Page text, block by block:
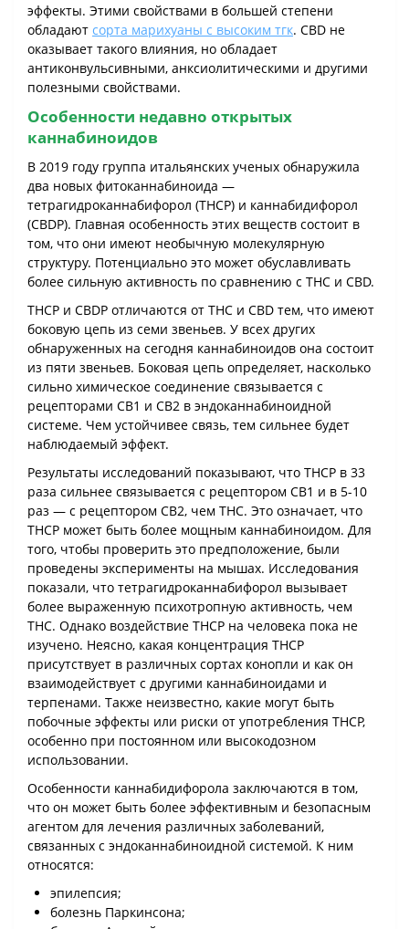
эффекты. Этими свойствами в большей степени
обладают сорта марихуаны с высоким тгк. CBD не
оказывает такого влияния, но обладает
антиконвульсивными, анксиолитическими и другими
полезными свойствами.
Особенности недавно открытых
каннабиноидов
В 2019 году группа итальянских ученых обнаружила
два новых фитоканнабиноида ―
тетрагидроканнабифорол (THCP) и каннабидифорол
(CBDP). Главная особенность этих веществ состоит в
том, что они имеют необычную молекулярную
структуру. Потенциально это может обуславливать
более сильную активность по сравнению с THC и CBD.
THCP и CBDP отличаются от THC и CBD тем, что имеют
боковую цепь из семи звеньев. У всех других
обнаруженных на сегодня каннабиноидов она состоит
из пяти звеньев. Боковая цепь определяет, насколько
сильно химическое соединение связывается с
рецепторами CB1 и CB2 в эндоканнабиноидной
системе. Чем устойчивее связь, тем сильнее будет
наблюдаемый эффект.
Результаты исследований показывают, что THCP в 33
раза сильнее связывается с рецептором CB1 и в 5-10
раз ― с рецептором CB2, чем THC. Это означает, что
THCP может быть более мощным каннабиноидом. Для
того, чтобы проверить это предположение, были
проведены эксперименты на мышах. Исследования
показали, что тетрагидроканнабифорол вызывает
более выраженную психотропную активность, чем
THC. Однако воздействие THCP на человека пока не
изучено. Неясно, какая концентрация THCP
присутствует в различных сортах конопли и как он
взаимодействует с другими каннабиноидами и
терпенами. Также неизвестно, какие могут быть
побочные эффекты или риски от употребления THCP,
особенно при постоянном или высокодозном
использовании.
Особенности каннабидифорола заключаются в том,
что он может быть более эффективным и безопасным
агентом для лечения различных заболеваний,
связанных с эндоканнабиноидной системой. К ним
относятся:
эпилепсия;
болезнь Паркинсона;